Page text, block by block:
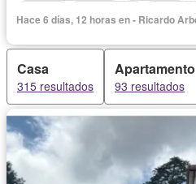
Hace 6 días, 12 horas en - Ricardo
Casa
315 resultados
Apartamento
93 resultados